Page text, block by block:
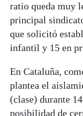
ratio queda muy
principal
que solicitó
infantil y 15 en
En Cataluña,
plantea el
(clase) durante
posibilidad de